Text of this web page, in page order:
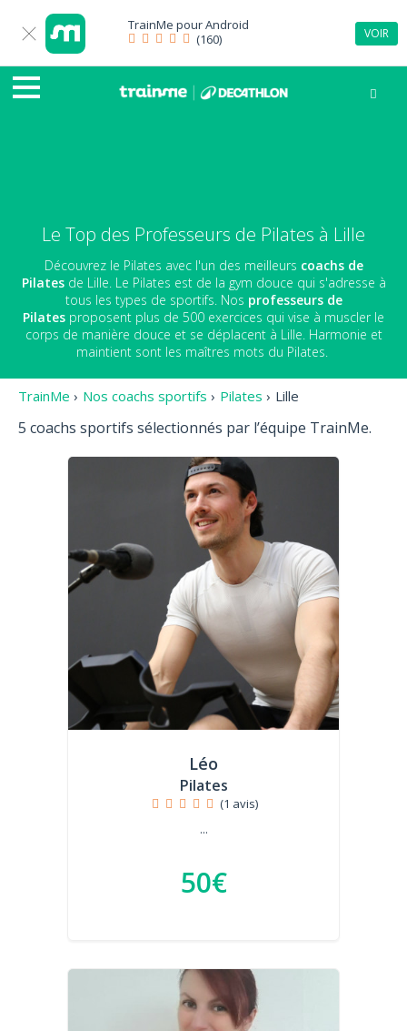
TrainMe pourAndroid
(160)
VOIR
Le Top des Professeurs de Pilates à Lille
Découvrez le Pilates avec l'un des meilleurs coachs de
Pilatesde Lille. Le Pilates est de la gym douce qui s'adresse à
tous les types de sportifs. Nos professeurs de
Pilates proposent plus de 500 exercices qui vise à muscler le
corps de manière douce et se déplacent à Lille. Harmonie et
maintient sont les maîtres mots du Pilates.
TrainMe › Nos coachs sportifs › Pilates › Lille
5 coachs sportifs sélectionnés par l’équipe TrainMe.
Léo
Pilates
(1 avis)
...
50€